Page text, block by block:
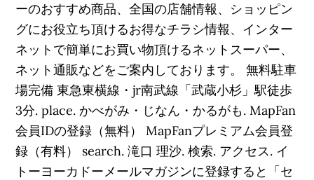
ーのおすすめ商品、全国の店舗情報、ショッピン
グにお役立ち頂けるお得なチラシ情報、インター
ネットで簡単にお買い物頂けるネットスーパー、
ネット通販などをご案内しております。 無料駐車
場完備 東急東横線・jr南武線「武蔵小杉」駅徒歩
3分. place. かべがみ・じなん・かるがも. MapFan
会員IDの登録（無料） MapFanプレミアム会員登
録（有料） search. 滝口 理沙. 検索. アクセス. イ
トーヨーカドーメールマガジンに登録すると「セ